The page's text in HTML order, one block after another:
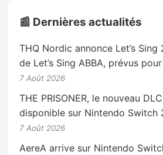
📰 Dernières actualités
THQ Nordic annonce Let’s
de Let’s Sing ABBA, prévus
7 Août 2026
THE PRISONER, le nouveau
disponible sur Nintendo Switch
7 Août 2026
AereA arrive sur Nintendo